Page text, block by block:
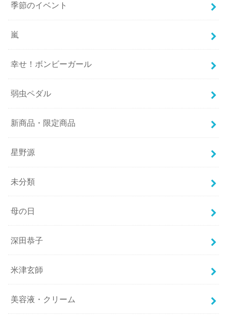
季節のイベント
嵐
幸せ！ボンビーガール
弱虫ペダル
新商品・限定商品
星野源
未分類
母の日
深田恭子
米津玄師
美容液・クリーム